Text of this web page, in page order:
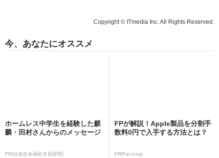
Copyright © ITmedia Inc. All Rights Reserved.
今、あなたにオススメ
ホームレス中学生を経験した麒
麟・田村さんからのメッセージ
PR(住友生命福祉文化財団)
FPが解説！Apple製品を分割手
数料0円で入手する方法とは？
PR(Fav-Log)